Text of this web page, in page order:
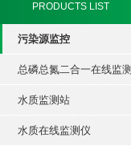
PRODUCTS LIST
污染源监控
总磷总氮二合一在线监测
水质监测站
水质在线监测仪